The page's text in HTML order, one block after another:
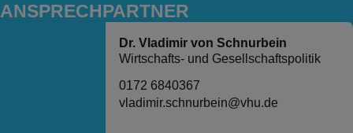
ANSPRECH­PARTNER
Dr. Vladimir von Schnurbein
Wirtschafts- und Gesellschaftspolitik
0172 6840367
vladimir.schnurbein@vhu.de